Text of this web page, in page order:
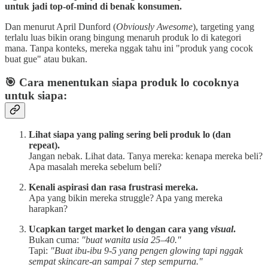
untuk jadi top-of-mind di benak konsumen.
Dan menurut April Dunford (Obviously Awesome), targeting yang
terlalu luas bikin orang bingung menaruh produk lo di kategori
mana. Tanpa konteks, mereka nggak tahu ini "produk yang cocok
buat gue" atau bukan.
🎯 Cara menentukan siapa produk lo cocoknya
untuk siapa:
Lihat siapa yang paling sering beli produk lo (dan
repeat).
Jangan nebak. Lihat data. Tanya mereka: kenapa mereka beli?
Apa masalah mereka sebelum beli?
Kenali aspirasi dan rasa frustrasi mereka.
Apa yang bikin mereka struggle? Apa yang mereka
harapkan?
Ucapkan target market lo dengan cara yang visual.
Bukan cuma: "buat wanita usia 25–40."
Tapi: "Buat ibu-ibu 9-5 yang pengen glowing tapi nggak
sempat skincare-an sampai 7 step sempurna."